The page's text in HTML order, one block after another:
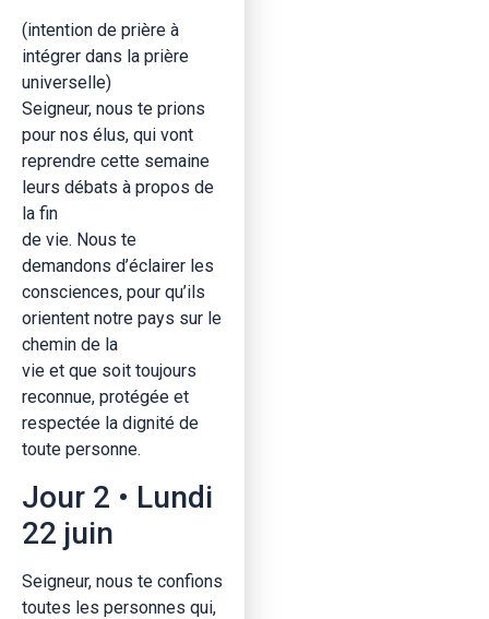
(intention de prière à
intégrer dans la prière
universelle)
Seigneur, nous te prions
pour nos élus, qui vont
reprendre cette semaine
leurs débats à propos de
la fin
de vie. Nous te
demandons d’éclairer les
consciences, pour qu’ils
orientent notre pays sur le
chemin de la
vie et que soit toujours
reconnue, protégée et
respectée la dignité de
toute personne.
Jour 2 • Lundi
22 juin
Seigneur, nous te confions
toutes les personnes qui,